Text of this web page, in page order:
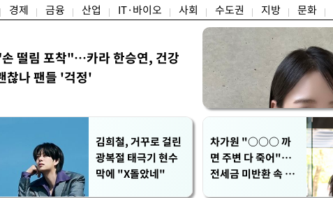
경제 금융 산업 IT·바이오 사회 수도권 지방 문화
떨림 포착"…카라 한승연, 건강
찮나 팬들 '걱정'
김희철, 거꾸로 걸린
광복절 태극기 현수
막에 "X돌았네"
차가원 "○○○ 까
면 주변 다 죽어"…
전세금 미반환 속 녹